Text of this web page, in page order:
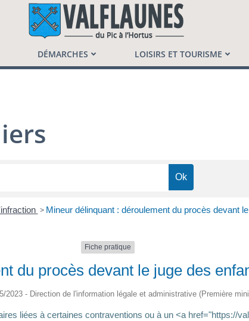
DÉMARCHES LOISIRS ET TOURISME
> Mineur délinquant : déroulement du procès devant
Fiche pratique
du procès devant le juge des
2023 - Direction de l'information légale et administrative (Première
liées à certaines contraventions ou à un <a href="https://